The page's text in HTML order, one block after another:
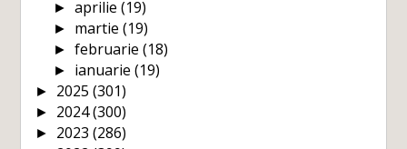
► aprilie (19)
► martie (19)
► februarie (18)
► ianuarie (19)
► 2025(301)
► 2024(300)
► 2023(286)